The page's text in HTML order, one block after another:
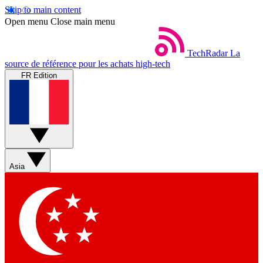
Skip to main content
Open menu Close main menu
TechRadar La
source de référence pour les achats high-tech
FR Edition
Asia